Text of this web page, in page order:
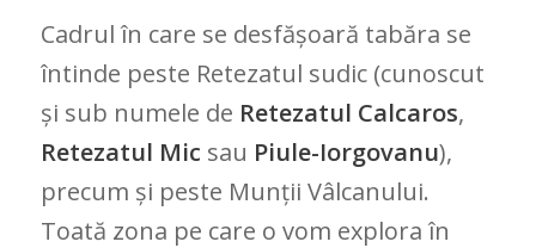
Cadrul în care se desfășoară tabăra se
întinde peste Retezatul sudic (cunoscut
și sub numele de Retezatul Calcaros,
Retezatul Mic sau Piule-Iorgovanu),
precum și peste Munții Vâlcanului.
Toată zona pe care o vom explora în